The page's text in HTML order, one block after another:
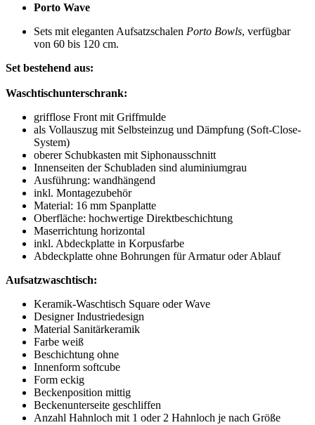
Porto Wave
Sets mit eleganten Aufsatzschalen Porto Bowls, verfügbar
von 60 bis 120 cm.
Set bestehend aus:
Waschtischunterschrank:
grifflose Front mit Griffmulde
als Vollauszug mit Selbsteinzug und Dämpfung (Soft-Close-
System)
oberer Schubkasten mit Siphonausschnitt
Innenseiten der Schubladen sind aluminiumgrau
Ausführung: wandhängend
inkl. Montagezubehör
Material: 16 mm Spanplatte
Oberfläche: hochwertige Direktbeschichtung
Maserrichtung horizontal
inkl. Abdeckplatte in Korpusfarbe
Abdeckplatte ohne Bohrungen für Armatur oder Ablauf
Aufsatzwaschtisch:
Keramik-Waschtisch Square oder Wave
Designer Industriedesign
Material Sanitärkeramik
Farbe weiß
Beschichtung ohne
Innenform softcube
Form eckig
Beckenposition mittig
Beckenunterseite geschliffen
Anzahl Hahnloch mit 1 oder 2 Hahnloch je nach Größe